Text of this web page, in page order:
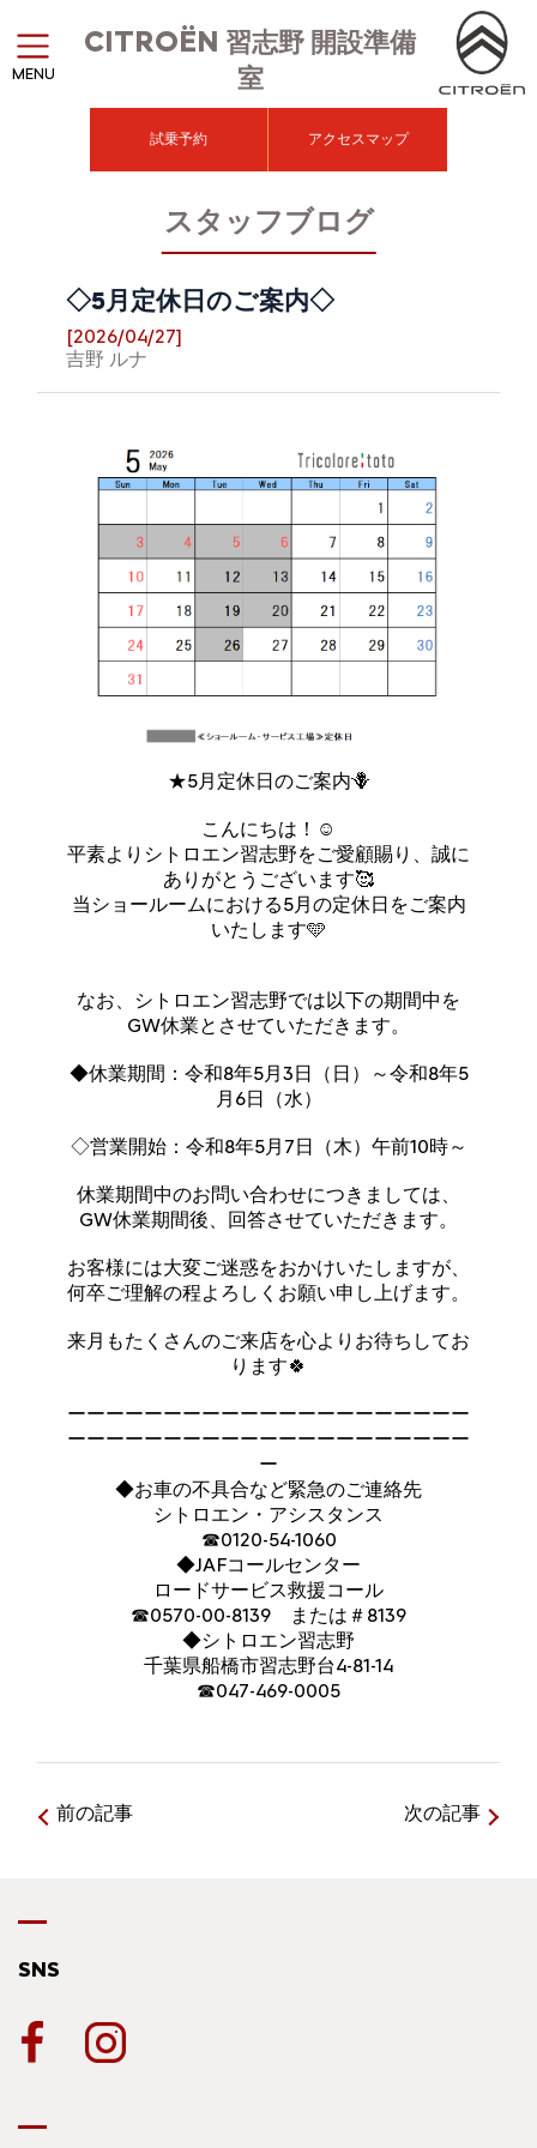
CITROËN 習志野 開設準備
室
MENU
試乗予約 アクセスマップ
スタッフブログ
◇5月定休日のご案内◇
[2026/04/27]
吉野 ルナ
★5月定休日のご案内🪻
こんにちは！☺️
平素よりシトロエン習志野をご愛顧賜り、誠に
ありがとうございます🥰
当ショールームにおける5月の定休日をご案内
いたします🩵
なお、シトロエン習志野では以下の期間中を
GW休業とさせていただきます。
◆休業期間：令和8年5月3日（日）～令和8年5
月6日（水）
◇営業開始：令和8年5月7日（木）午前10時～
休業期間中のお問い合わせにつきましては、
GW休業期間後、回答させていただきます。
お客様には大変ご迷惑をおかけいたしますが、
何卒ご理解の程よろしくお願い申し上げます。
来月もたくさんのご来店を心よりお待ちしてお
ります🍀
ーーーーーーーーーーーーーーーーーーーーー
ーーーーーーーーーーーーーーーーーーーーー
ー
◆お車の不具合など緊急のご連絡先
シトロエン・アシスタンス
☎0120-54-1060
◆JAFコールセンター
ロードサービス救援コール
☎0570-00-8139 または＃8139
◆シトロエン習志野
千葉県船橋市習志野台4-81-14
☎047-469-0005
前の記事 次の記事
SNS